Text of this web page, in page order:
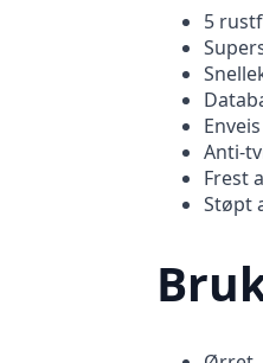
5
Anti-
Frest
Støpt